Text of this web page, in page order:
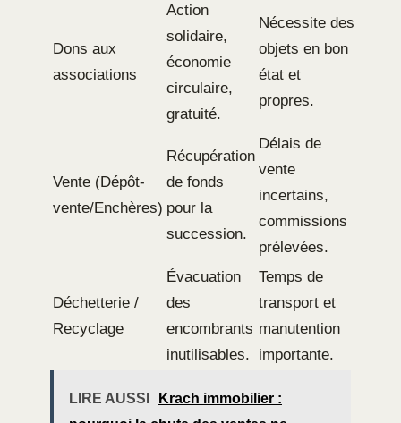
Dons aux
associations
Action
solidaire,
économie
circulaire,
gratuité.
Nécessite des
objets en bon
état et
propres.
Vente (Dépôt-
vente/Enchères)
Récupération
de fonds
pour la
succession.
Délais de
vente
incertains,
commissions
prélevées.
Déchetterie /
Recyclage
Évacuation
des
encombrants
inutilisables.
Temps de
transport et
manutention
importante.
LIRE AUSSI
Krach immobilier :